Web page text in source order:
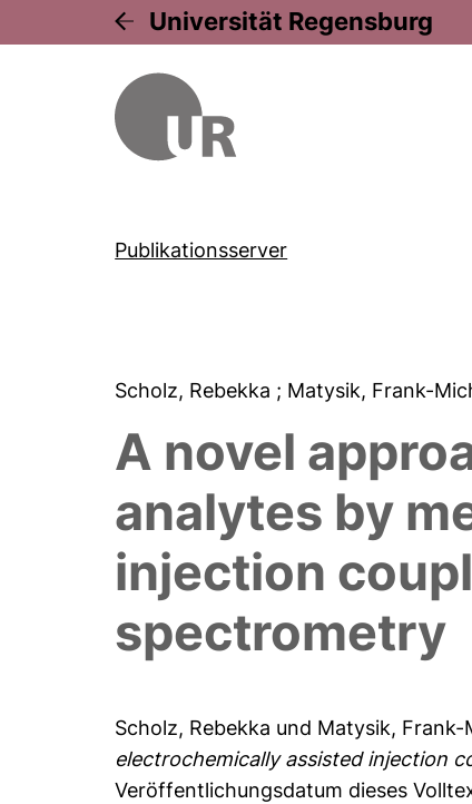
Universität Regensburg
Publikationsserver
Scholz, Rebekka ; Matysik, Frank-
A novel
analytes by
injection
spectrometry
Scholz, Rebekka und Matysik, Frank-
electrochemically assisted injection
Veröffentlichungsdatum dieses